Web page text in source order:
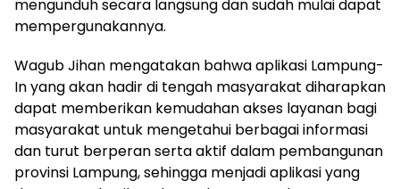
mengunduh secara langsung dan sudah mulai dapat
mempergunakannya.
Wagub Jihan mengatakan bahwa aplikasi Lampung-
In yang akan hadir di tengah masyarakat diharapkan
dapat memberikan kemudahan akses layanan bagi
masyarakat untuk mengetahui berbagai informasi
dan turut berperan serta aktif dalam pembangunan
provinsi Lampung, sehingga menjadi aplikasi yang